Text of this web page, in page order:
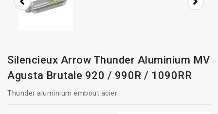
Silencieux Arrow Thunder Aluminium MV
Agusta Brutale 920 / 990R / 1090RR
Thunder aluminium embout acier